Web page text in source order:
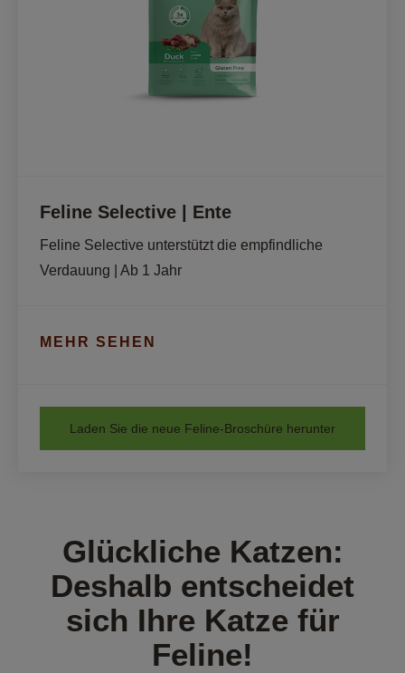
Feline Selective | Ente
Feline Selective unterstützt die empfindliche
Verdauung | Ab 1 Jahr
MEHR SEHEN
Laden Sie die neue Feline-Broschüre herunter
Glückliche Katzen:
Deshalb entscheidet
sich Ihre Katze für
Feline!